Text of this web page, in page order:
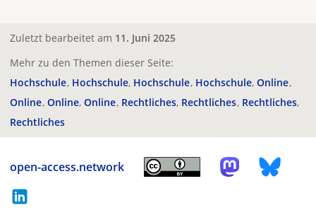
Zuletzt bearbeitet am 11. Juni 2025
Mehr zu den Themen dieser Seite:
Hochschule Hochschule Hochschule Hochschule Online
Online Online Online Rechtliches Rechtliches Rechtliches
Rechtliches
open-access.network